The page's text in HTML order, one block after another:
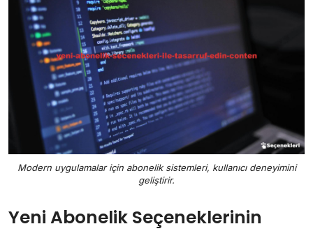
Modern uygulamalar için abonelik sistemleri, kullanıcı deneyimini
geliştirir.
Yeni Abonelik Seçeneklerinin